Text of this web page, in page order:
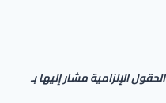
الحقول الإلزامية مشار إليها بـ